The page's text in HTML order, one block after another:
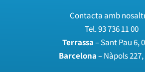
Contacta amb
Tel.93 736 11 00
Terrassa– Sant Pau 6,
Barcelona– Nàpols